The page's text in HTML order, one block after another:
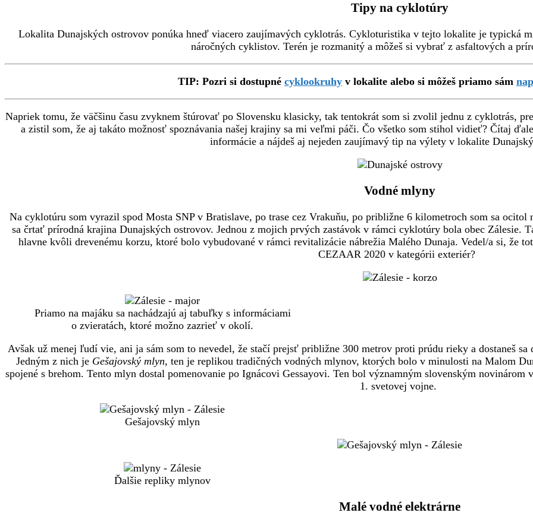
Tipy na cyklotúry
Lokalita Dunajských ostrovov ponúka hneď viacero zaujímavých cyklotrás. Cykloturistika v tejto lokalite je typická
náročných cyklistov. Terén je rozmanitý a môžeš si vybrať z asfaltových a
TIP: Pozri si dostupné cyklookruhy v lokalite alebo si môžeš priamo sám
Napriek tomu, že väčšinu času zvyknem štúrovať po Slovensku klasicky, tak tentokrát som si zvolil jednu z cyklotrás,
a zistil som, že aj takáto možnosť spoznávania našej krajiny sa mi veľmi páči. Čo všetko som stihol vidieť? Čítaj
informácie a nájdeš aj nejeden zaujímavý tip na výlety v lokalite
Vodné mlyny
Na cyklotúru som vyrazil spod Mosta SNP v Bratislave, po trase cez Vrakuňu, po približne 6 kilometroch som sa
sa črtať prírodná krajina Dunajských ostrovov. Jednou z mojich prvých zastávok v rámci cyklotúry bola obec Zálesie.
hlavne kvôli drevenému korzu, ktoré bolo vybudované v rámci revitalizácie nábrežia Malého Dunaja. Vedel/a si, že
CEZAAR 2020 v kategórii exteriér?
Priamo na majáku sa nachádzajú aj tabuľky s informáciami
o zvieratách, ktoré možno zazrieť v okolí.
Avšak už menej ľudí vie, ani ja sám som to nevedel, že stačí prejsť približne 300 metrov proti prúdu rieky a dostaneš
Jedným z nich je Gešajovský mlyn, ten je replikou tradičných vodných mlynov, ktorých bolo v minulosti na Malom
spojené s brehom. Tento mlyn dostal pomenovanie po Ignácovi Gessayovi. Ten bol významným slovenským
1. svetovej vojne.
Gešajovský mlyn
Ďalšie repliky mlynov
Malé vodné elektrárne